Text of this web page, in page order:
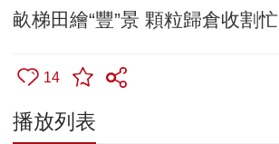
畝梯田繪“豐”景 顆粒歸倉收割忙
14
播放列表